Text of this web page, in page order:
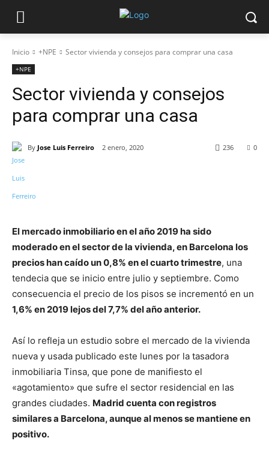
Inicio +NPE Sector vivienda y consejos para comprar una casa
+NPE
Sector vivienda y consejos
para comprar una casa
By Jose Luis Ferreiro 2 enero, 2020 0
236
El mercado inmobiliario en el año 2019 ha sido
moderado en el sector de la vivienda, en Barcelona los
precios han caído un 0,8% en el cuarto trimestre, una
tendecia que se inicio entre julio y septiembre. Como
consecuencia el precio de los pisos se incrementó en un
1,6% en 2019 lejos del 7,7% del año anterior.
Así lo refleja un estudio sobre el mercado de la vivienda
nueva y usada publicado este lunes por la tasadora
inmobiliaria Tinsa, que pone de manifiesto el
«agotamiento» que sufre el sector residencial en las
grandes ciudades. Madrid cuenta con registros
similares a Barcelona, aunque al menos se mantiene en
positivo.